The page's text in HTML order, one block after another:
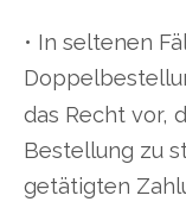
• In seltenen
das Recht vor,
Bestellung zu
getätigten